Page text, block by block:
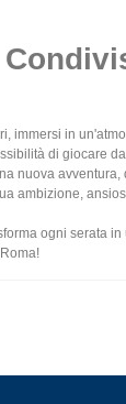
immersi in
di giocare
nuova
ambizione,
ogni serata